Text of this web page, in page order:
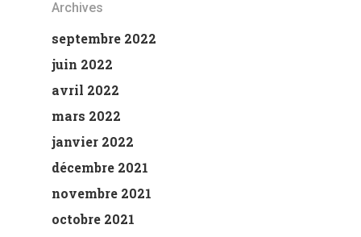
Archives
septembre 2022
juin 2022
avril 2022
mars 2022
janvier 2022
décembre 2021
novembre 2021
octobre 2021